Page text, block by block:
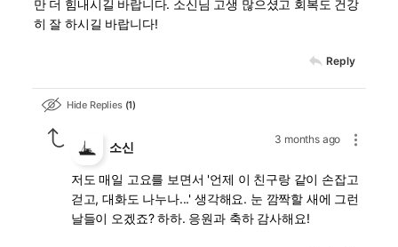
만 더 힘내시길 바랍니다. 소신님 고생 많으셨고 회복도 건강
히 잘 하시길 바랍니다!
Reply
Hide Replies 1
3 months ago
소신
저도 매일 고요를 보면서 '언제 이 친구랑 같이 손잡고
걷고, 대화도 나누나...' 생각해요. 눈 깜짝할 새에 그런
날들이 오겠죠? 하하. 응원과 축하 감사해요!